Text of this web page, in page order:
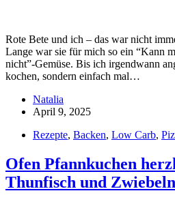
Rote Bete und ich – das war nicht
Lange war sie für mich so ein “Kann
nicht”-Gemüse. Bis ich irgendwann
kochen, sondern einfach mal…
Natalia
April 9, 2025
Rezepte, Backen, Low Carb,
Ofen Pfannkuchen
Thunfisch und Zwiebeln